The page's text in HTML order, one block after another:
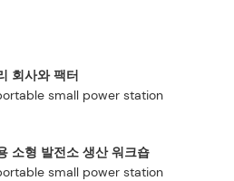
회사와 팩터
소형 발전소 생산 워크숍